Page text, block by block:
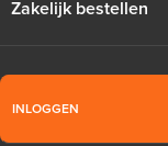
Zakelijk bestellen
INLOGGEN